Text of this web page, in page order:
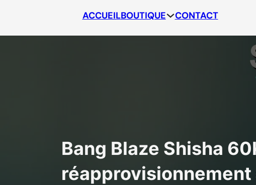
ACCUEILBOUTIQUE CONTACT
Bang Blaze Shisha